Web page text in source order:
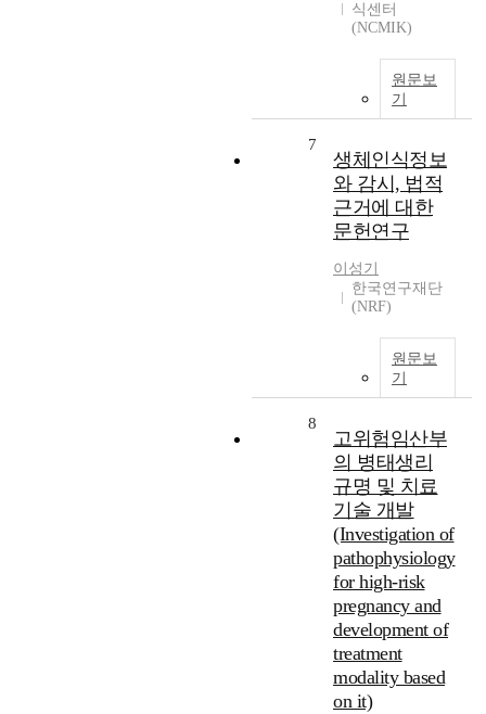
식센터
(NCMIK)
원문보
기
7
생체인식정보
와 감시, 법적
근거에 대한
문헌연구
이성기
한국연구재단
(NRF)
원문보
기
8
고위험임산부
의 병태생리
규명 및 치료
기술 개발
(Investigation of
pathophysiology
for high-risk
pregnancy and
development of
treatment
modality based
on it)